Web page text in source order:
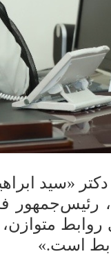
رئیس‌جمهور
روابط
است.»